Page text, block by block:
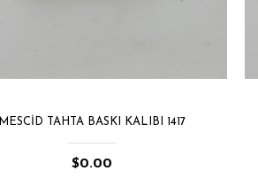
MESCID TAHTA BASKI KALIBI 1417
$0.00